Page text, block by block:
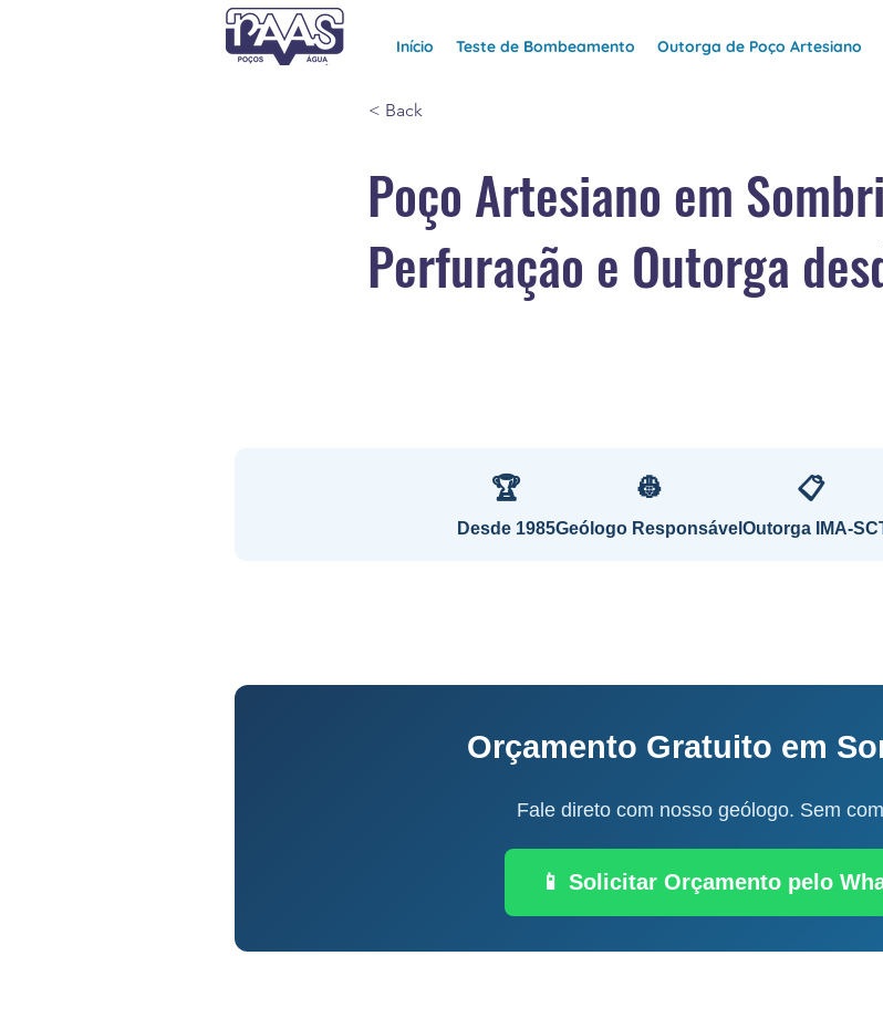
Início Teste de Bombeamento Outorga de Poço Artesiano
< Back
Poço Artesiano em
Perfuração e Outorga
🏆
Desde 1985
👷
Geólogo Responsável
📋
Outorga IMA-SC
Orçamento Gratuito em
Fale direto com nosso geólogo. Sem
📱 Solicitar Orçamento pelo